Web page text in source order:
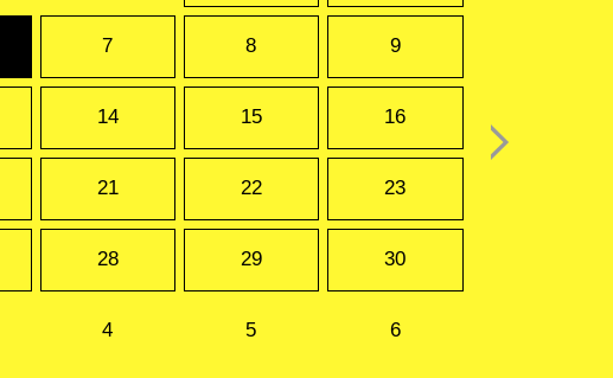
7 8 9
14 15 16
21 22 23
28 29 30
4 5 6